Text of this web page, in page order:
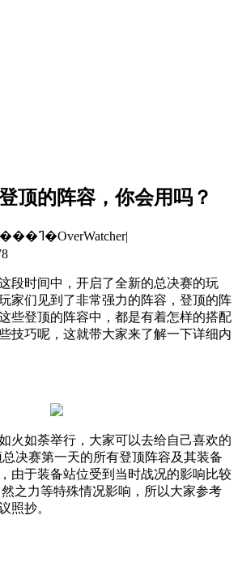
顶的阵容，你会用吗？
�����ߣ�OverWatcher|
段时间中，开启了全新的总决赛的玩
家们见到了非常强力的阵容，登顶的阵
些登顶的阵容中，都是有着怎样的搭配
技巧呢，这就带大家来了解一下详细内
火如荼举行，大家可以去给自己喜欢的
决赛第一天的所有登顶阵容及其装备
由于装备站位受到当时战况的影响比较
之力等特殊情况影响，所以大家参考
照抄。